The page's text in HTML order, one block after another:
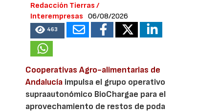
Redacción Tierras /
Interempresas
06/08/2026
463
Cooperativas Agro-alimentarias de
Andalucía impulsa el grupo operativo
supraautonómico BioChargae para el
aprovechamiento de restos de poda